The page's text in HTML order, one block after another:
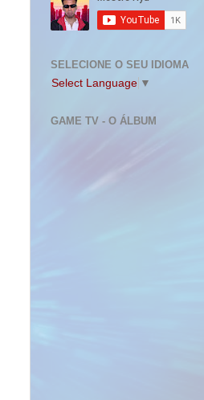
SELECIONE O SEU IDIOMA
Select Language ▼
GAME TV - O ÁLBUM